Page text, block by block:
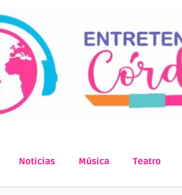
Noticias Música Teatro